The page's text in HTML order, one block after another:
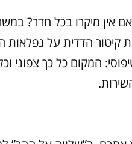
אין מיקרו בכל חדר?
קיטור הדדית על נפלאות
המקום כל כך צפוני